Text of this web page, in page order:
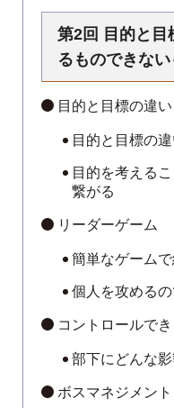
第2回 目的と目
るものできな
目的と目標の違い
目的と目標の
目的を考える
繋がる
リーダーゲーム
簡単なゲーム
個人を攻める
コントロールで
部下にどんな
ボスマネジメン